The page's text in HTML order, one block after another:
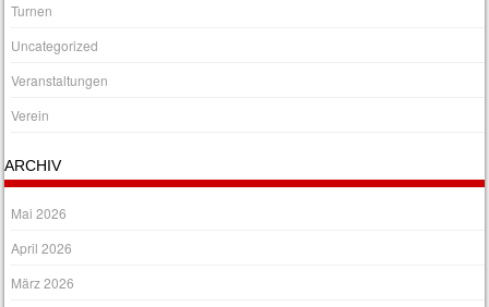
Turnen
Uncategorized
Veranstaltungen
Verein
ARCHIV
Mai 2026
April 2026
März 2026